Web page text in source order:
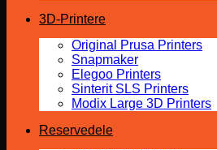
3D-Printere
Original Prusa Printers
Snapmaker
Elegoo Printers
Sinterit SLS Printers
Modix Large 3D Printers
Reservedele